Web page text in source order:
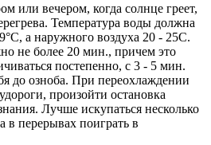
или вечером, когда солнце греет,
Температура воды должна
а наружного воздуха 20 - 25С.
не более 20 мин., причем это
постепенно, с 3 - 5 мин.
до озноба. При переохлаждении
произойти остановка
Лучше искупаться несколько
в перерывах поиграть в